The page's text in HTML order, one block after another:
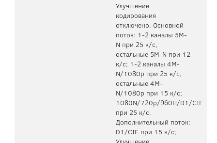
Улучшение
кодирования
отключено. Основной
поток: 1-2 каналы 5M-
N при 25 к/с,
остальные 5M-N при 12
к/с; 1-2 каналы 4M-
N/1080p при 25 к/с,
остальные 4M-
N/1080p при 15 к/с;
1080N/720p/960H/D1/CIF
при 25 к/с.
Дополнительный поток:
D1/CIF при 15 к/с;